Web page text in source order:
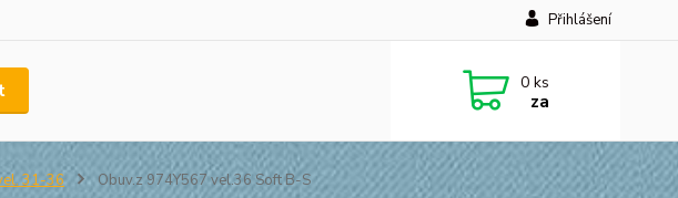
Přihlášení
0 ks
za
31-36 Obuv.z 974Y567 vel.36 Soft B-S